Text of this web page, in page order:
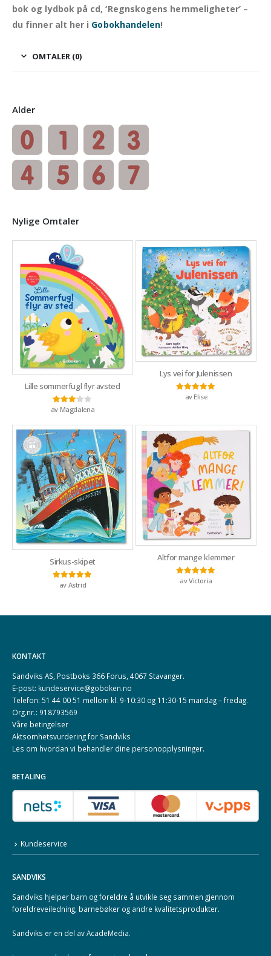
bok og lydbok på cd, ‘Regnskogens hemmeligheter’ –
du finner alt her i Gobokhandelen!
OMTALER (0)
Alder
Nylige Omtaler
Lille sommerfugl flyr avsted
Vurdert3av 5
av Magdalena
Lys vei for Julenissen
Vurdert5
av Elise
Sirkus-skipet
Vurdert5
av Astrid
Altfor mange klemmer
Vurdert5av 5
av Victoria
KONTAKT
Sandviks AS, Postboks 366 Forus, 4067 Stavanger.
E-post: kundeservice@goboken.no
Telefon: 51 44 00 51 mellom kl. 9-10:30 og 11:30-15 mandag – fredag.
Org.nr.: 918793569
Våre betingelser
Aktsomhetsvurdering for Sandviks
Les om hvordan vi behandler dine personopplysninger.
BETALING
Kundeservice
SANDVIKS
Sandviks hjelper barn og foreldre å utvikle seg sammen gjennom
foreldreveiledning, barnebøker og andre kvalitetsprodukter.
Sandviks er en del avAcadeMedia.